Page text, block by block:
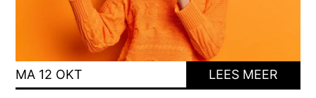
MA 12 OKT LEES MEER